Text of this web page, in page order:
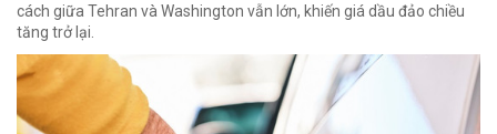
cách giữa Tehran và Washington vẫn lớn, khiến giá dầu đảo chiều
tăng trở lại.